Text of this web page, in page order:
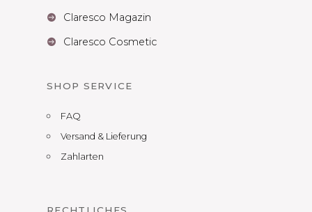
 Claresco Magazin
 Claresco Cosmetic
SHOP SERVICE
FAQ
Versand & Lieferung
Zahlarten